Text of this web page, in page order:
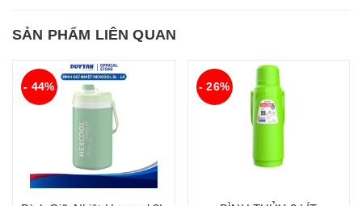
SẢN PHẨM LIÊN QUAN
- 44% - 26%